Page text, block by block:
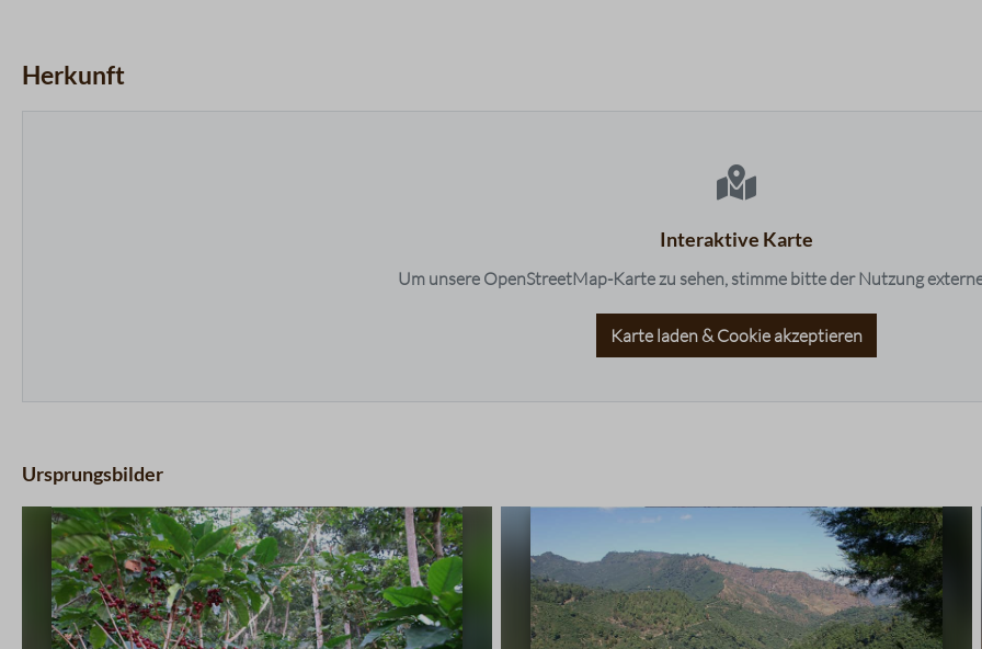
Herkunft
Interaktive Karte
Um unsere OpenStreetMap-Karte zu sehen, stimme bitte der Nutzung
Karte laden & Cookie akzeptieren
Ursprungsbilder